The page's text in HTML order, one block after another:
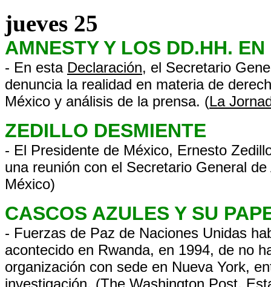
jueves 25
AMNESTY Y LOS DD.HH. EN
- En esta Declaración, el Secretario
denuncia la realidad en materia de
México y análisis de la prensa. (La
ZEDILLO DESMIENTE
- El Presidente de México, Ernesto
una reunión con el Secretario General
México)
CASCOS AZULES Y SU
- Fuerzas de Paz de Naciones Unidas
acontecido en Rwanda, en 1994, de no
organización con sede en Nueva York,
investigación. (The Washington Post,